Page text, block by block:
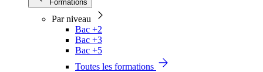
Formations
Par niveau
Bac +2
Bac +3
Bac +5
Toutes les formations